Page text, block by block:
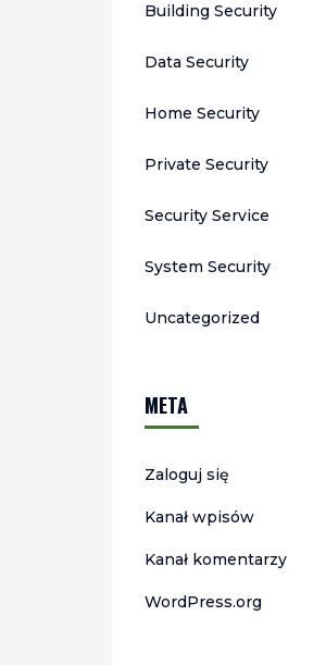
Building Security
Data Security
Home Security
Private Security
Security Service
System Security
Uncategorized
META
Zaloguj się
Kanał wpisów
Kanał komentarzy
WordPress.org